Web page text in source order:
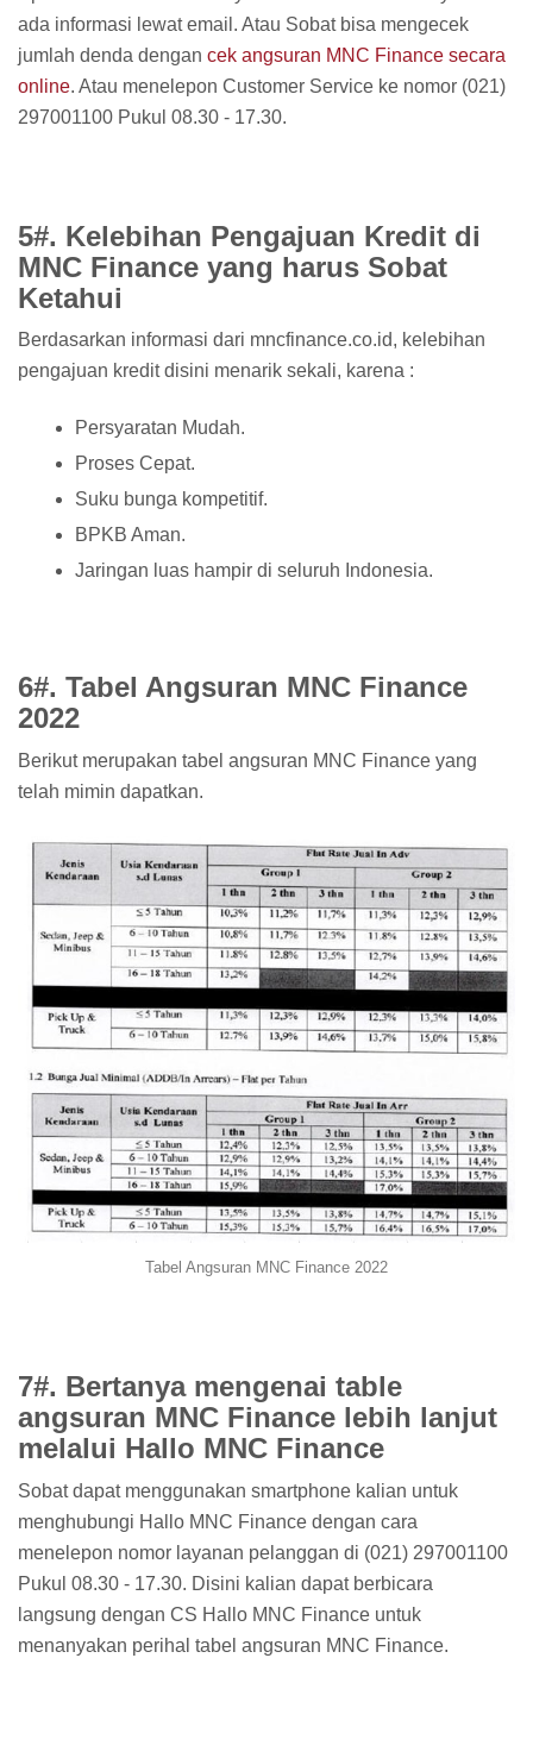
ada informasi lewat email. Atau Sobat bisa mengecek
jumlah denda dengan cek angsuran MNC Finance secara
online. Atau menelepon Customer Service ke nomor (021)
297001100 Pukul 08.30 - 17.30.
5#. Kelebihan Pengajuan Kredit di
MNC Finance yang harus Sobat
Ketahui
Berdasarkan informasi dari mncfinance.co.id, kelebihan
pengajuan kredit disini menarik sekali, karena :
Persyaratan Mudah.
Proses Cepat.
Suku bunga kompetitif.
BPKB Aman.
Jaringan luas hampir di seluruh Indonesia.
6#. Tabel Angsuran MNC Finance
2022
Berikut merupakan tabel angsuran MNC Finance yang
telah mimin dapatkan.
Tabel Angsuran MNC Finance 2022
7#. Bertanya mengenai table
angsuran MNC Finance lebih lanjut
melalui Hallo MNC Finance
Sobat dapat menggunakan smartphone kalian untuk
menghubungi Hallo MNC Finance dengan cara
menelepon nomor layanan pelanggan di (021) 297001100
Pukul 08.30 - 17.30. Disini kalian dapat berbicara
langsung dengan CS Hallo MNC Finance untuk
menanyakan perihal tabel angsuran MNC Finance.